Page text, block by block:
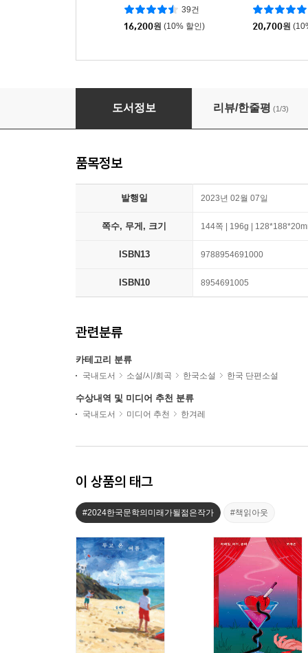
39건
16,200원 (10% 할인) 20,700원
제사를 부탁해
도서정보 리뷰/한줄평 (1/3)
품목정보
발행일 2023년 02월 07일
쪽수, 무게, 크기 144쪽 | 196g |
ISBN13 9788954691000
ISBN10 8954691005
관련분류
카테고리 분류
국내도서 소설/시/희곡 한국소설 한국 단편소설
수상내역 및 미디어 추천 분류
국내도서 미디어 추천 한겨레
이 상품의 태그
#2024한국문학의미래가될젊은작가 #책읽아웃